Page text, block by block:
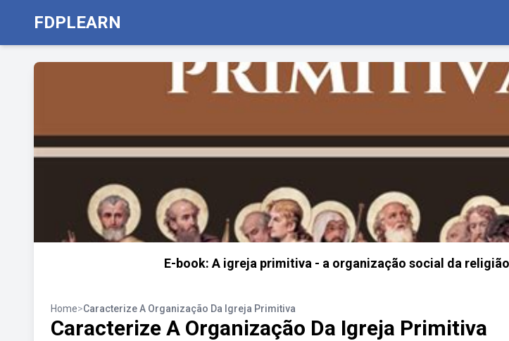
FDPLEARN
E-book: A igreja primitiva - a organização social da
Home>Caracterize A Organização Da Igreja Primitiva
Caracterize A Organização Da Igreja Primitiva